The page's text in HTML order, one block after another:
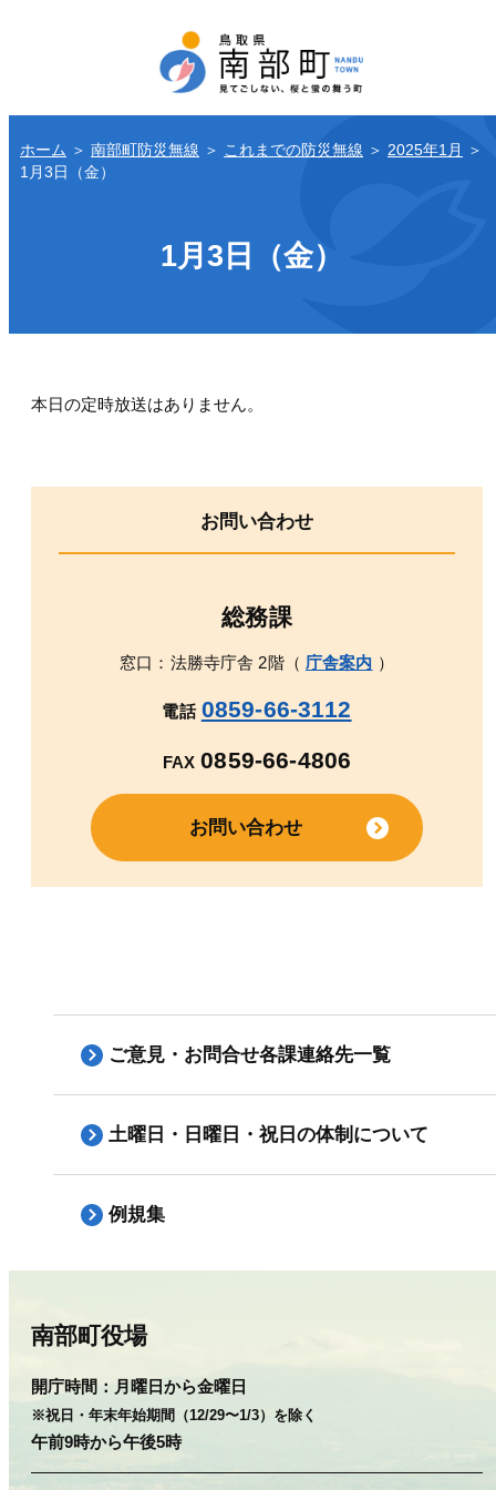
ホーム ＞ 南部町防災無線 ＞ これまでの防災無線 ＞ 2025年1月
＞
1月3日（金）
1月3日（金）
本日の定時放送はありません。
お問い合わせ
総務課
窓口：法勝寺庁舎 2階（ 庁舎案内 ）
電話 0859-66-3112
FAX 0859-66-4806
お問い合わせ
ご意見・お問合せ各課連絡先一覧
土曜日・日曜日・祝日の体制について
例規集
南部町役場
開庁時間： 月曜日から金曜日
※祝日・年末年始期間（12/29〜1/3）を除く
午前9時から午後5時